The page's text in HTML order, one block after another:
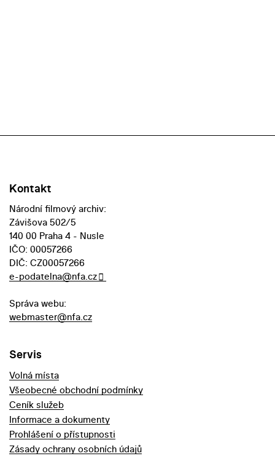
Kontakt
Národní filmový archiv:
Závišova 502/5
140 00 Praha 4 - Nusle
IČO: 00057266
DIČ: CZ00057266
e-podatelna@nfa.cz
Správa webu:
webmaster@nfa.cz
Servis
Volná místa
Všeobecné obchodní podmínky
Ceník služeb
Informace a dokumenty
Prohlášení o přístupnosti
Zásady ochrany osobních údajů